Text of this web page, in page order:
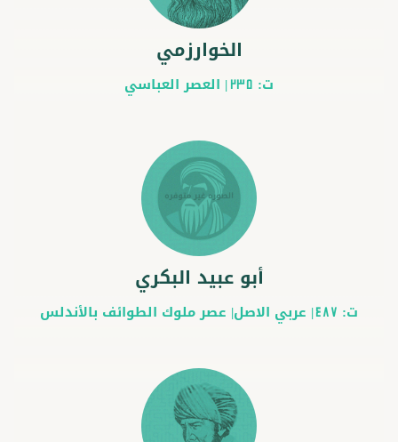
الخوارزمي
ت: 235
| العصر العباسي
أبو عبيد البكري
ت: 487
| عربي الاصل| عصر ملوك الطوائف بالأندلس